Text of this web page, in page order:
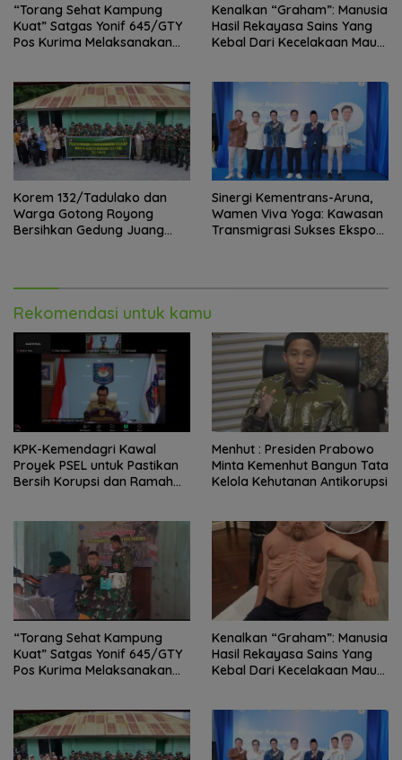
“Torang Sehat Kampung
Kuat” Satgas Yonif 645/GTY
Pos Kurima Melaksanakan
Kenalkan “Graham”: Manusia
Hasil Rekayasa Sains Yang
Kebal Dari Kecelakaan Maut
Korem 132/Tadulako dan
Warga Gotong Royong
Bersihkan Gedung Juang
Sinergi Kementrans-Aruna,
Wamen Viva Yoga: Kawasan
Transmigrasi Sukses Ekspor
Rekomendasi untuk kamu
KPK-Kemendagri Kawal
Proyek PSEL untuk Pastikan
Bersih Korupsi dan Ramah
Menhut : Presiden Prabowo
Minta Kemenhut Bangun Tata
Kelola Kehutanan Antikorupsi
“Torang Sehat Kampung
Kuat” Satgas Yonif 645/GTY
Pos Kurima Melaksanakan
Kenalkan “Graham”: Manusia
Hasil Rekayasa Sains Yang
Kebal Dari Kecelakaan Maut